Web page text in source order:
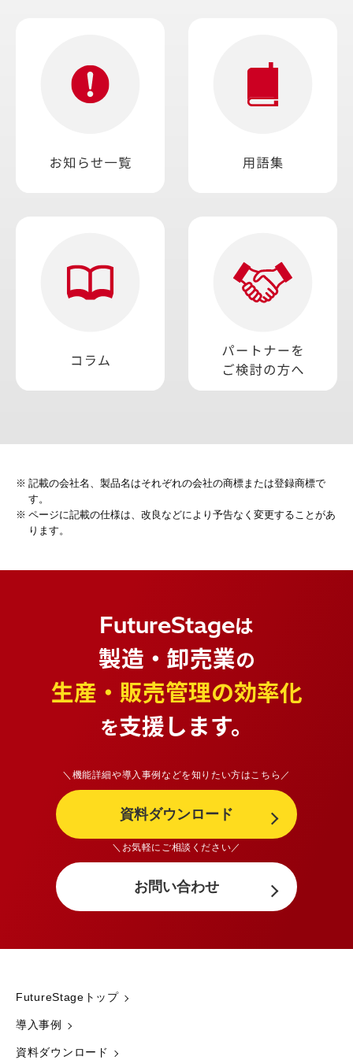
記載の会社名、製品名はそれぞれの会社の商標または登録商標で
す。
ページに記載の仕様は、改良などにより予告なく変更することがあ
ります。
FutureStageは
製造・卸売業の
生産・販売管理の効率化
を支援します。
＼機能詳細や導入事例などを知りたい方はこちら／
資料ダウンロード
＼お気軽にご相談ください／
お問い合わせ
FutureStageトップ
導入事例
資料ダウンロード